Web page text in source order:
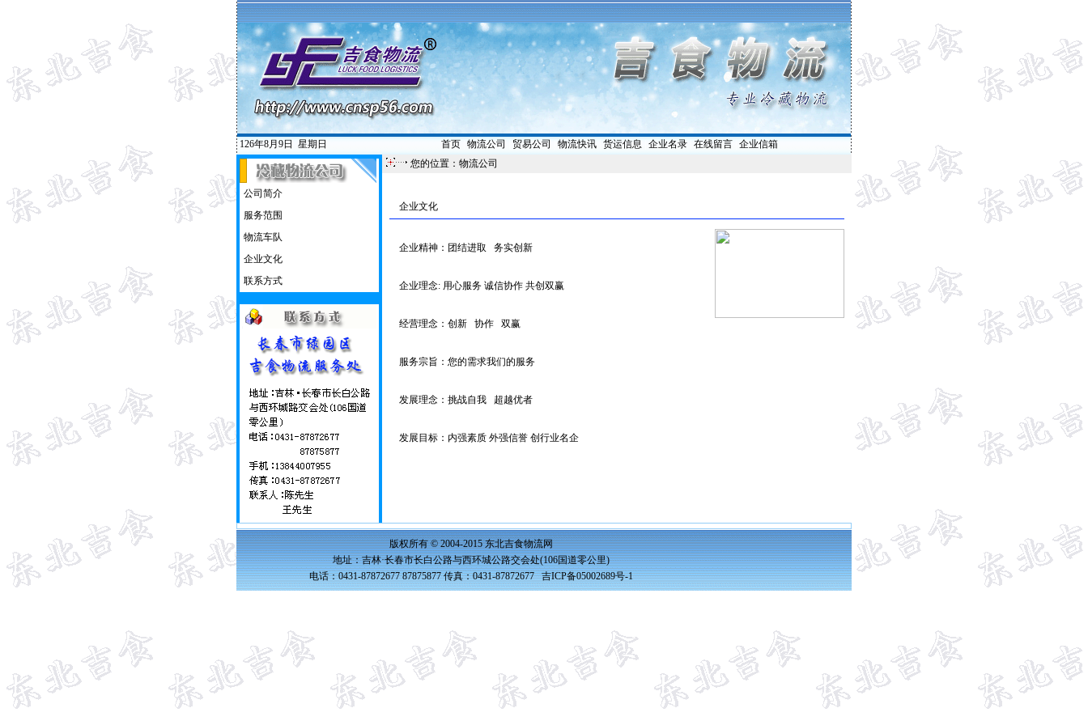
126年8月9日 星期日 首页| 物流公司 贸易公司 物流快讯| 货运信息 企业名录| 在线留言| 企业信箱
公司简介
服务范围
物流车队
企业文化
联系方式
您的位置：物流公司
企业文化
企业精神：团结进取 务实创新
企业理念: 用心服务 诚信协作 共创双赢
经营理念：创新 协作 双赢
服务宗旨：您的需求我们的服务
发展理念：挑战自我 超越优者
发展目标：内强素质 外强信誉 创行业名企
版权所有 © 2004-2015 东北吉食物流网
地址：吉林·长春市长白公路与西环城公路交会处(106国道零公里)
电话：0431-87872677 87875877 传真：0431-87872677吉ICP备05002689号-1